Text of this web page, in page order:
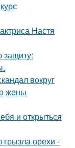
Настя
защиту:
вокруг
жены
и открыться
грызла орехи -